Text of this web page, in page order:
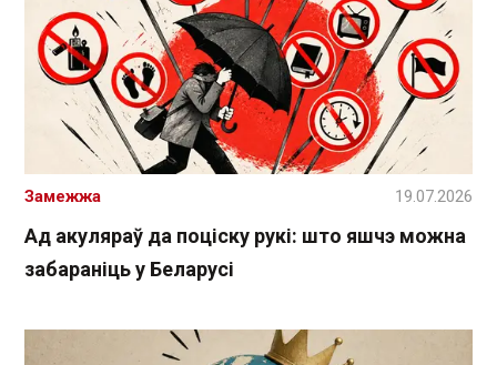
Ад акуляраў да поціску рукі: што яшчэ можна
забараніць у Беларусі
Замежжа 19.07.2026